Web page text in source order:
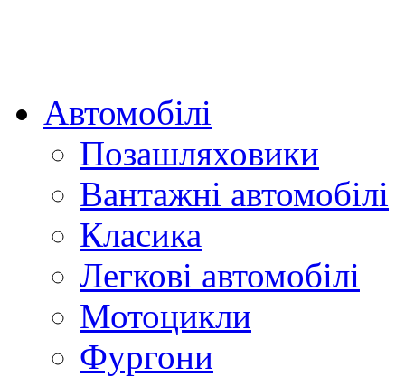
Автомобілі
Позашляховики
Вантажні автомобілі
Класика
Легкові автомобілі
Мотоцикли
Фургони